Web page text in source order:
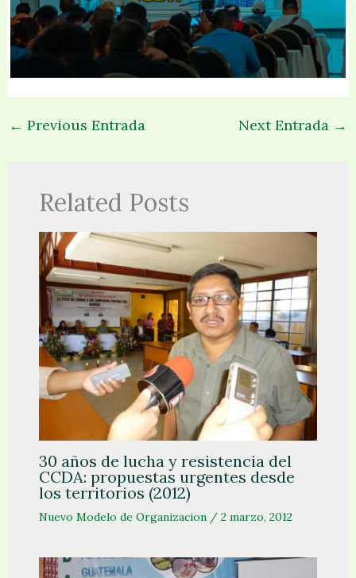
← Previous Entrada Next Entrada →
Related Posts
30 años de lucha y resistencia del
CCDA: propuestas urgentes desde
los territorios (2012)
Nuevo Modelo de Organizacion/ 2 marzo, 2012